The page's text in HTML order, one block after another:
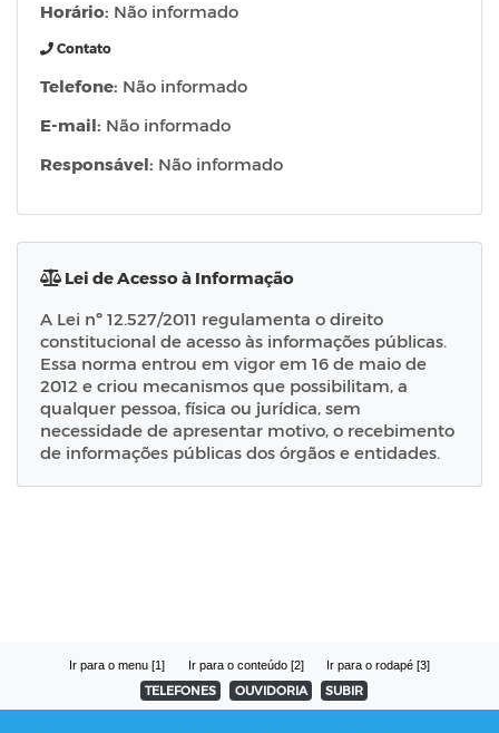
Horário: Não informado
Contato
Telefone: Não informado
E-mail: Não informado
Responsável: Não informado
Lei de Acesso à Informação
A Lei nº 12.527/2011 regulamenta o direito
constitucional de acesso às informações públicas.
Essa norma entrou em vigor em 16 de maio de
2012 e criou mecanismos que possibilitam, a
qualquer pessoa, física ou jurídica, sem
necessidade de apresentar motivo, o recebimento
de informações públicas dos órgãos e entidades.
Ir para o menu [1] Ir para o conteúdo [2] Ir para o rodapé [3]
TELEFONES OUVIDORIA SUBIR